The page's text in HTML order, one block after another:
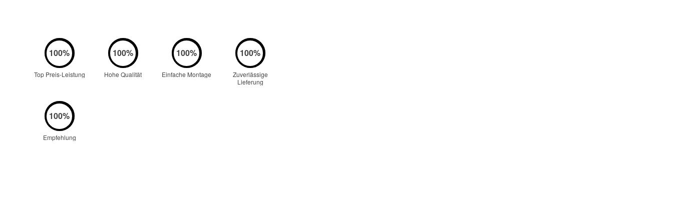
Top Preis-Leistung Hohe Qualität Einfache Montage
Zuverlässige
Lieferung
Empfehlung